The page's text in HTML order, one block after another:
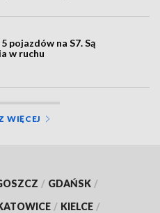
pojazdów na S7. Są
w ruchu
WIĘCEJ
/ GDAŃSK /
/ KIELCE /